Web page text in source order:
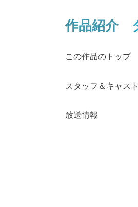
作品紹介
この作品のトップ
スタッフ＆キャスト
放送情報